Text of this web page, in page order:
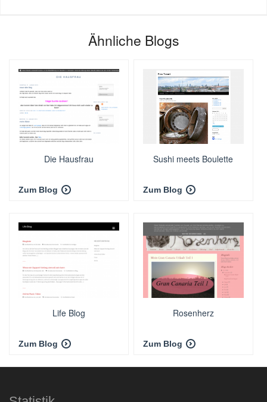
Ähnliche Blogs
Die Hausfrau
Zum Blog
Sushi meets Boulette
Zum Blog
Life Blog
Zum Blog
Rosenherz
Zum Blog